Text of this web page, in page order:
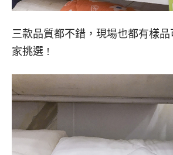
三款品質都不錯，現場也都有樣
家挑選 !